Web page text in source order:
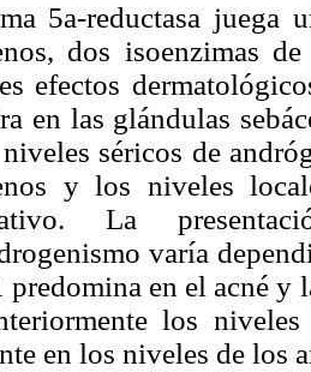
5a-reductasa juega
dos isoenzimas
efectos
en las glándulas
séricos de
y los niveles
La
varía
predomina en el acné y
los
en los niveles de los